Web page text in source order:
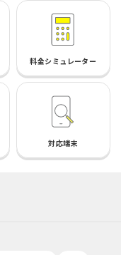
料金シミュレーター
対応端末